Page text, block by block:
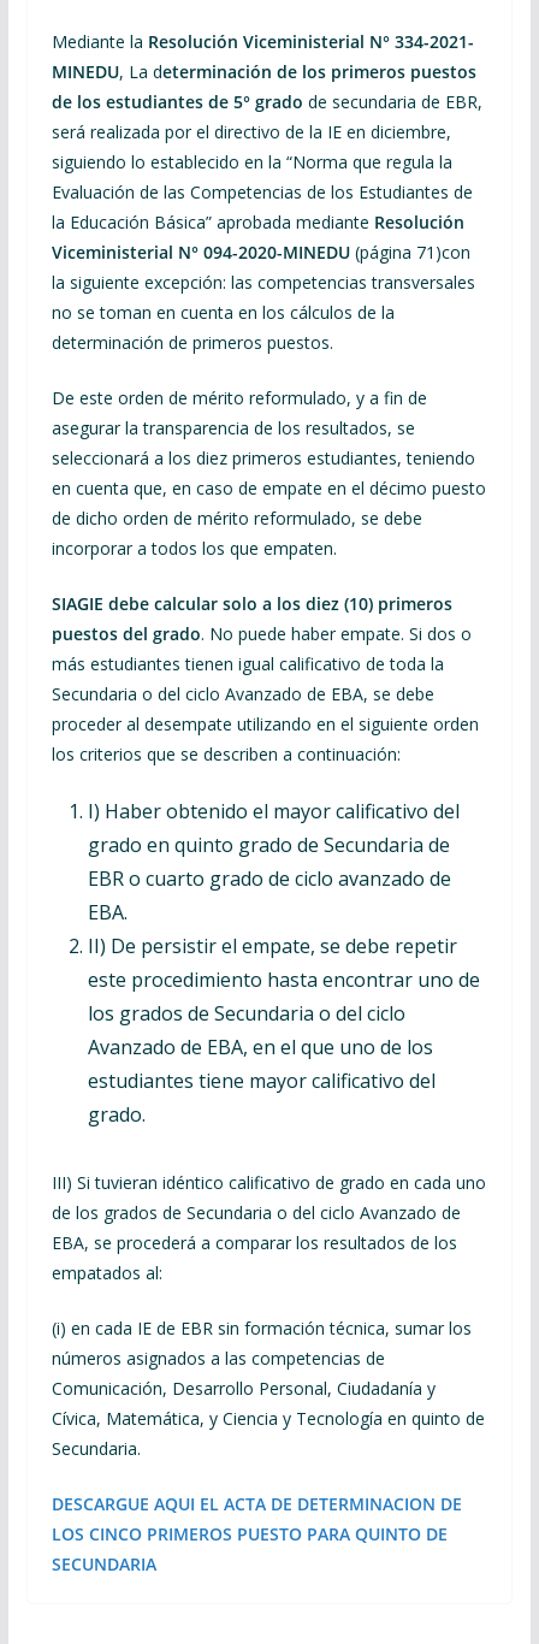
Mediante la Resolución Viceministerial N° 334-2021-
MINEDU, La determinación de los primeros puestos
de los estudiantes de 5° grado de secundaria de EBR,
será realizada por el directivo de la IE en diciembre,
siguiendo lo establecido en la “Norma que regula la
Evaluación de las Competencias de los Estudiantes de
la Educación Básica” aprobada mediante Resolución
Viceministerial N° 094-2020-MINEDU(página 71)con
la siguiente excepción: las competencias transversales
no se toman en cuenta en los cálculos de la
determinación de primeros puestos.
De este orden de mérito reformulado, y a fin de
asegurar la transparencia de los resultados, se
seleccionará a los diez primeros estudiantes, teniendo
en cuenta que, en caso de empate en el décimo puesto
de dicho orden de mérito reformulado, se debe
incorporar a todos los que empaten.
SIAGIE debe calcular solo a los diez (10) primeros
puestos del grado. No puede haber empate. Si dos o
más estudiantes tienen igual calificativo de toda la
Secundaria o del ciclo Avanzado de EBA, se debe
proceder al desempate utilizando en el siguiente orden
los criterios que se describen a continuación:
I) Haber obtenido el mayor calificativo del
grado en quinto grado de Secundaria de
EBR o cuarto grado de ciclo avanzado de
EBA.
II) De persistir el empate, se debe repetir
este procedimiento hasta encontrar uno de
los grados de Secundaria o del ciclo
Avanzado de EBA, en el que uno de los
estudiantes tiene mayor calificativo del
grado.
III) Si tuvieran idéntico calificativo de grado en cada uno
de los grados de Secundaria o del ciclo Avanzado de
EBA, se procederá a comparar los resultados de los
empatados al:
(i) en cada IE de EBR sin formación técnica, sumar los
números asignados a las competencias de
Comunicación, Desarrollo Personal, Ciudadanía y
Cívica, Matemática, y Ciencia y Tecnología en quinto de
Secundaria.
DESCARGUE AQUI EL ACTA DE DETERMINACION DE
LOS CINCO PRIMEROS PUESTO PARA QUINTO DE
SECUNDARIA